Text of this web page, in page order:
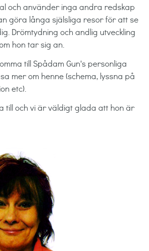
och använder inga andra redskap
göra långa själsliga resor för att se
Drömtydning och andlig utveckling
hon tar sig an.
till Spådam Gun's personliga
mer om henne (schema, lyssna på
etc).
till och vi är väldigt glada att hon är